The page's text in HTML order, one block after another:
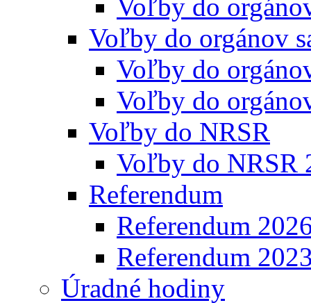
Voľby do
Voľby do orgánov
Voľby do
Voľby do
Voľby do NRSR
Voľby do NRSR
Referendum
Referendum
Referendum
Úradné hodiny